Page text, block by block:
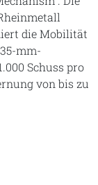
die Mobilität
mm-
Schuss pro
von bis zu